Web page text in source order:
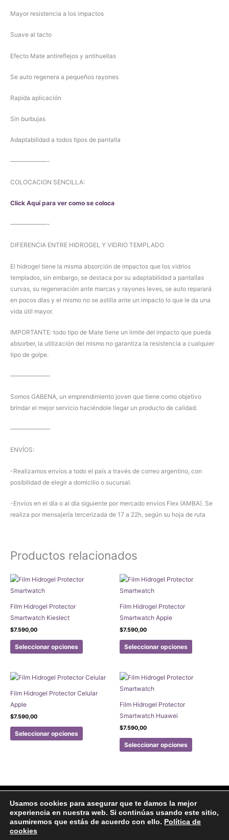
Mayor resistencia a los impactos
Suave al tacto
Efecto Mate antireflejos y antihuellas
Se auto regenera a pequeños rayones
Rapida aplicación
Sin burbujas
Adaptabilidad a todos tipos de pantalla
——————-
COLOCACION SENCILLA:
Click Aquí para ver como se coloca
——————-
DIFERENCIA ENTRE HIDROGEL Y VIDRIO TEMPLADO
El hidrogel tiene la misma absorción de impactos que los vidrios
templados, sin embargo, se destaca por su adaptabilidad a pantallas
curvas, su regeneración ante marcas y rayones leves, se auto reparará
en pocos días y el mismo no se astilla ante un impacto lo que le da una
vida útil mayor.
IMPORTANTE: todo tipo de Mate tiene un limite del impacto que pueda
absorber, la utilización del mismo no garantiza la resistencia a cualquier
tipo de golpe.
——————–
Somos GABENA, un emprendimiento joven que tiene como objetivo
brindar el mejor servicio haciéndole llegar un producto de calidad.
——————–
ENVÍOS:
-Realizamos envíos a todo el país a través de correo argentino, con
posibilidad de elegir a domicilio o sucursal.
-Envíos en el día o al día siguiente por mercado envíos Flex (AMBA). Se
realiza por mensajería tercerizada de 17 a 22h, según su hoja de ruta
Productos relacionados
Film Hidrogel Protector
Smartwatch Kieslect
$7.590,00
Seleccionar opciones
Este
producto
múltiples
Las
elegir
de
Film Hidrogel Protector
Smartwatch Apple
$7.590,00
Seleccionar opciones
Este
producto
múltiples
en
de
Film Hidrogel Protector Celular
Apple
$7.590,00
Seleccionar opciones
Este
producto
Las
se
pueden
Film Hidrogel Protector
Smartwatch Huawei
$7.590,00
Seleccionar opciones
Este
producto
variantes.
opciones
se
Facebook Instagram
Aviso legal Politicas de Privacidad
Politica de Cookies
Usamos cookies para asegurar que te damos la mejor
experiencia en nuestra web. Si continúas usando este sitio,
asumiremos que estás de acuerdo con ello. Política de
cookies